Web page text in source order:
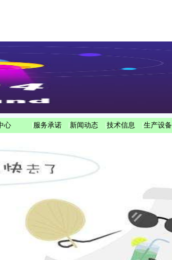
心 服务承诺 新闻动态 技术信息 生产设备